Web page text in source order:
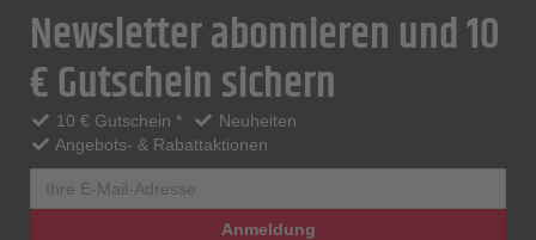
Newsletter abonnieren und 10
€ Gutschein sichern
10 € Gutschein *
Neuheiten
Angebots- & Rabattaktionen
Anmeldung